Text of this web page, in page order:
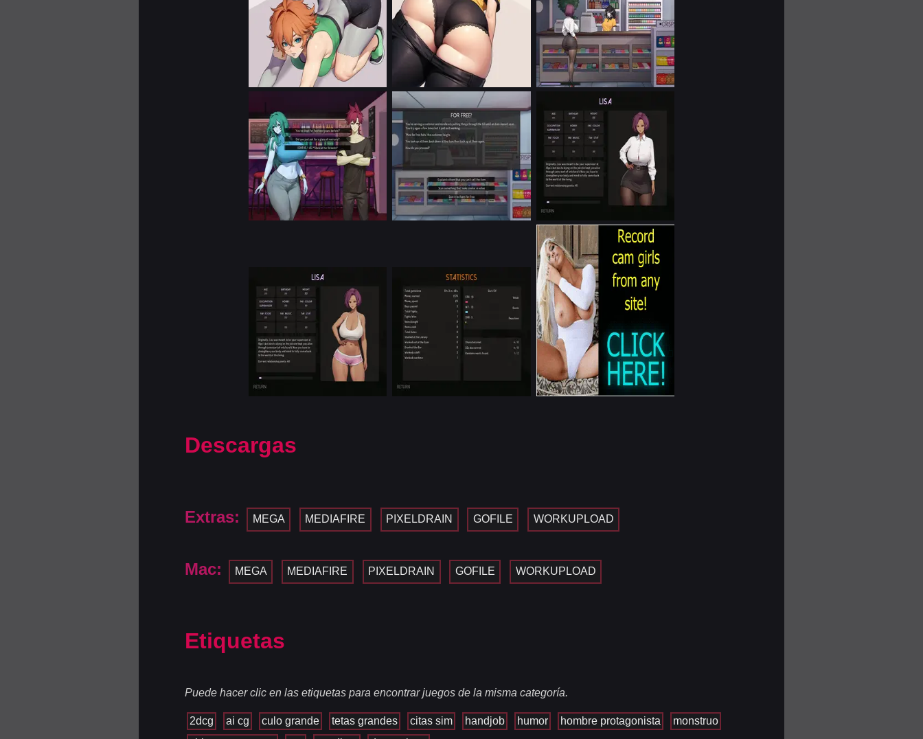
Descargas
Extras: MEGA MEDIAFIRE PIXELDRAIN GOFILE WORKUPLOAD
Mac: MEGA MEDIAFIRE PIXELDRAIN GOFILE WORKUPLOAD
Etiquetas
Puede hacer clic en las etiquetas para encontrar juegos de la misma categoría.
2dcg ai cg culo grande tetas grandes citas sim handjob humor hombre protagonista
monstruo